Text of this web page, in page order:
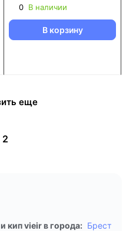
0 В наличии
В корзину
еще
2
кип vieir в города: Брест